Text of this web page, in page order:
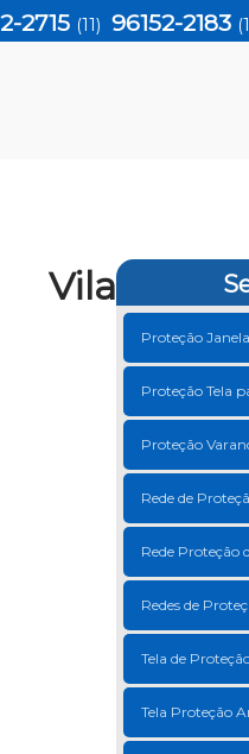
2715 (11) 96152-2183
Proteção
Proteção Tela
Proteção
Rede de
Rede Proteção
Redes de
Tela de
Tela Proteção
Vila